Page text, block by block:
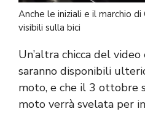
Anche le iniziali e il marchio
visibili sulla bici
Un’altra chicca del
saranno disponibili
moto, e che il 3 ottobre
moto verrà svelata per